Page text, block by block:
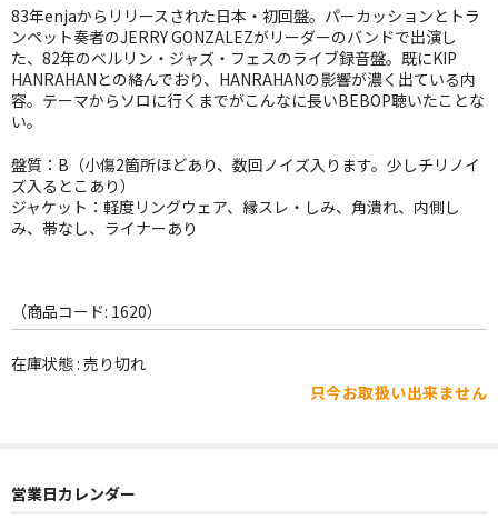
JAZZ-VOCAL
J-POP
FOLK,SSW
WORLD
7INC
レア盤（1万円以上）
Webのみ no.3
83年enjaからリリースされた日本・初回盤。パーカッションとトラ
ンペット奏者のJERRY GONZALEZがリーダーのバンドで出演し
た、82年のベルリン・ジャズ・フェスのライブ録音盤。既にKIP
HANRAHANとの絡んでおり、HANRAHANの影響が濃く出ている内
容。テーマからソロに行くまでがこんなに長いBEBOP聴いたことな
い。
盤質：B（小傷2箇所ほどあり、数回ノイズ入ります。少しチリノイ
ズ入るとこあり）
ジャケット：軽度リングウェア、縁スレ・しみ、角潰れ、内側し
み、帯なし、ライナーあり
（商品コード: 1620）
在庫状態 : 売り切れ
只今お取扱い出来ません
営業日カレンダー